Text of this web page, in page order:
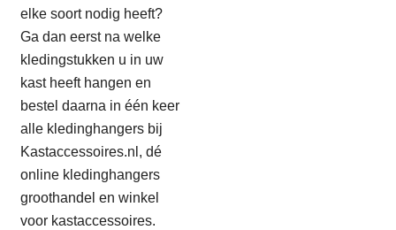
elke soort nodig heeft?
Ga dan eerst na welke
kledingstukken u in uw
kast heeft hangen en
bestel daarna in één keer
alle kledinghangers bij
Kastaccessoires.nl, dé
online kledinghangers
groothandel en winkel
voor kastaccessoires.